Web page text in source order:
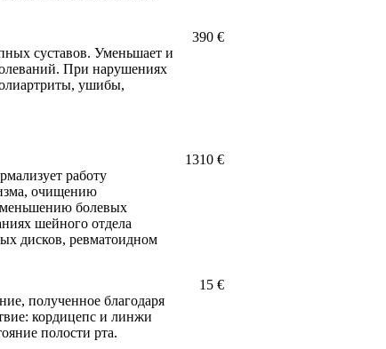
суставов. Уменьшает и
При нарушениях
ушибы,
390 €
работу
очищению
болевых
шейного отдела
дисков, ревматоидном
1310 €
полученное благодаря
кордицепс и линжи
полости рта.
15 €